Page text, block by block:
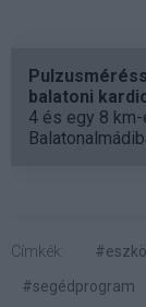
balatoni
4 és egy 8
Címkék:
#segédprogram